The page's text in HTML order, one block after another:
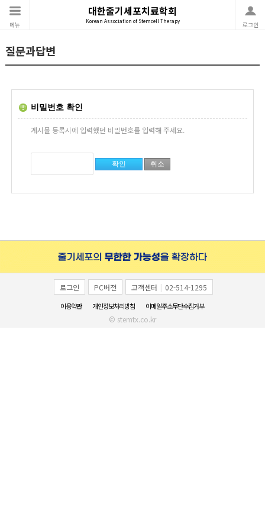
메뉴
대한줄기세포치료학회
Korean Association of Stemcell Therapy 로그인
질문과답변
비밀번호 확인
게시물 등록시에 입력했던 비밀번호를 입력해 주세요.
로그인 PC버전 고객센터 | 02-514-1295
이용약관 개인정보처리방침 이메일주소무단수집거부
© stemtx.co.kr